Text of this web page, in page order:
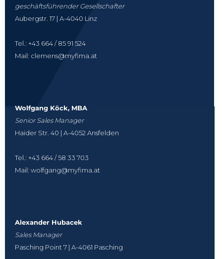
geschäftsführender Gesellschafter
Aubergstr. 17 | A-4040 Linz
Tel.: +43 664 / 85 91 524
Mail: clemens@myfima.at
Wolfgang Köck, MBA
Senior Sales Manager
Haider Str. 40 | A-4052 Ansfelden
Tel.: +43 664 / 58 33 703
Mail: wolfgang@myfima.at
Alexander Hubacek
Sales Manager
Pasching Point 7 | A-4061 Pasching